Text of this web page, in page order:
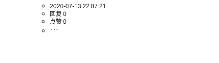
2020-07-13 22:07:21
回复 0
点赞 0